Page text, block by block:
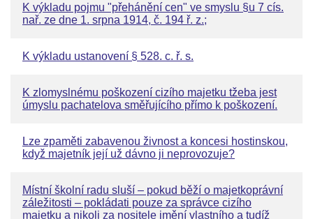
K výkladu pojmu "přehánění cen" ve smyslu §u 7 cís.
nař. ze dne 1. srpna 1914, č. 194 ř. z.;
K výkladu ustanovení § 528. c. ř. s.
K zlomyslnému poškození cizího majetku tžeba jest
úmyslu pachatelova směřujícího přímo k poškození.
Lze zpaměti zabavenou živnost a koncesi hostinskou,
když majetník její už dávno ji neprovozuje?
Místní školní radu sluší – pokud běží o majetkoprávní
záležitosti – pokládati pouze za správce cizího
majetku a nikoli za nositele jmění vlastního a tudíž